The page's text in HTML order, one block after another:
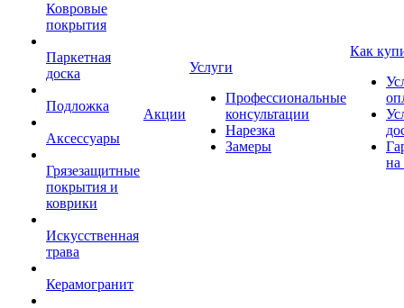
Ковровые
покрытия
Паркетная
доска
Подложка
Аксессуары
Грязезащитные
покрытия и
коврики
Искусственная
трава
Керамогранит
Акции
Услуги
Профессиональные
консультации
Нарезка
Замеры
Как
на